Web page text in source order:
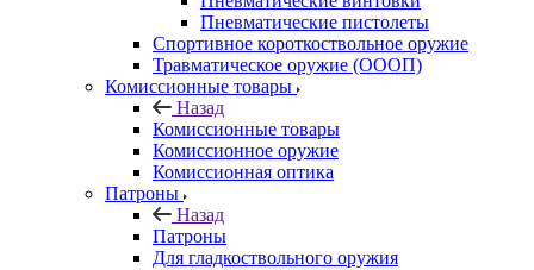
Пневматические пистолеты
Спортивное короткоствольное оружие
Травматическое оружие (ОООП)
Комиссионные товары
Назад
Комиссионные товары
Комиссионное оружие
Комиссионная оптика
Патроны
Назад
Патроны
Для гладкоствольного оружия